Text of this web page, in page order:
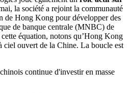
la société a rejoint la communauté
de Hong Kong pour développer des
de banque centrale (MNBC) de
équation, notons qu’Hong Kong
ciel ouvert de la Chine. La boucle est